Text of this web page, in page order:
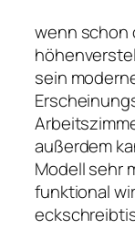
wenn schon
sein
außerdem
Modell sehr
funktional